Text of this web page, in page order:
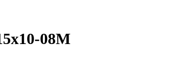
08М